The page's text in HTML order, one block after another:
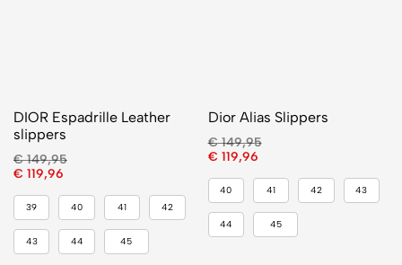
DIOR Espadrille Leather
slippers
€149,95
€ 119,96
39 40 41 42
43 44 45
Dior Alias Slippers
€149,95
€ 119,96
40 41 42 43
44 45